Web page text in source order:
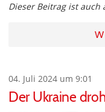
Dieser Beitrag ist auch
04. Juli 2024 um 9:01
Der Ukraine